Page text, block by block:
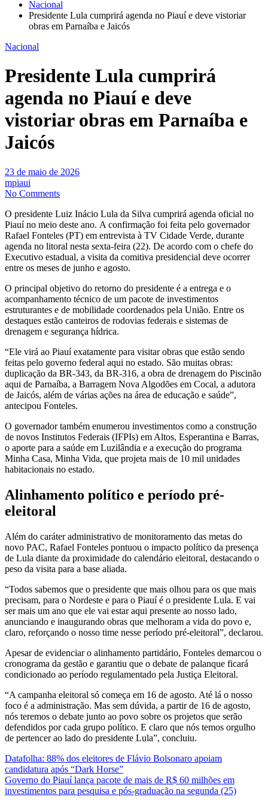
Nacional
Presidente Lula cumprirá agenda no Piauí e deve vistoriar
obras em Parnaíba e Jaicós
Nacional
Presidente Lula cumprirá
agenda no Piauí e deve
vistoriar obras em Parnaíba e
Jaicós
23 de maio de 2026
mpiaui
No Comments
O presidente Luiz Inácio Lula da Silva cumprirá agenda oficial no
Piauí no meio deste ano. A confirmação foi feita pelo governador
Rafael Fonteles (PT) em entrevista à TV Cidade Verde, durante
agenda no litoral nesta sexta-feira (22). De acordo com o chefe do
Executivo estadual, a visita da comitiva presidencial deve ocorrer
entre os meses de junho e agosto.
O principal objetivo do retorno do presidente é a entrega e o
acompanhamento técnico de um pacote de investimentos
estruturantes e de mobilidade coordenados pela União. Entre os
destaques estão canteiros de rodovias federais e sistemas de
drenagem e segurança hídrica.
“Ele virá ao Piauí exatamente para visitar obras que estão sendo
feitas pelo governo federal aqui no estado. São muitas obras:
duplicação da BR-343, da BR-316, a obra de drenagem do Piscinão
aqui de Parnaíba, a Barragem Nova Algodões em Cocal, a adutora
de Jaicós, além de várias ações na área de educação e saúde”,
antecipou Fonteles.
O governador também enumerou investimentos como a construção
de novos Institutos Federais (IFPIs) em Altos, Esperantina e Barras,
o aporte para a saúde em Luzilândia e a execução do programa
Minha Casa, Minha Vida, que projeta mais de 10 mil unidades
habitacionais no estado.
Alinhamento político e período pré-
eleitoral
Além do caráter administrativo de monitoramento das metas do
novo PAC, Rafael Fonteles pontuou o impacto político da presença
de Lula diante da proximidade do calendário eleitoral, destacando o
peso da visita para a base aliada.
“Todos sabemos que o presidente que mais olhou para os que mais
precisam, para o Nordeste e para o Piauí é o presidente Lula. E vai
ser mais um ano que ele vai estar aqui presente ao nosso lado,
anunciando e inaugurando obras que melhoram a vida do povo e,
claro, reforçando o nosso time nesse período pré-eleitoral”, declarou.
Apesar de evidenciar o alinhamento partidário, Fonteles demarcou o
cronograma da gestão e garantiu que o debate de palanque ficará
condicionado ao período regulamentado pela Justiça Eleitoral.
“A campanha eleitoral só começa em 16 de agosto. Até lá o nosso
foco é a administração. Mas sem dúvida, a partir de 16 de agosto,
nós teremos o debate junto ao povo sobre os projetos que serão
defendidos por cada grupo político. E claro que nós temos orgulho
de pertencer ao lado do presidente Lula”, concluiu.
Navegação
de
Post
Datafolha: 88% dos eleitores de Flávio Bolsonaro apoiam
candidatura após “Dark Horse”
Governo do Piauí lança pacote de mais de R$ 60 milhões em
investimentos para pesquisa e pós-graduação na segunda (25)